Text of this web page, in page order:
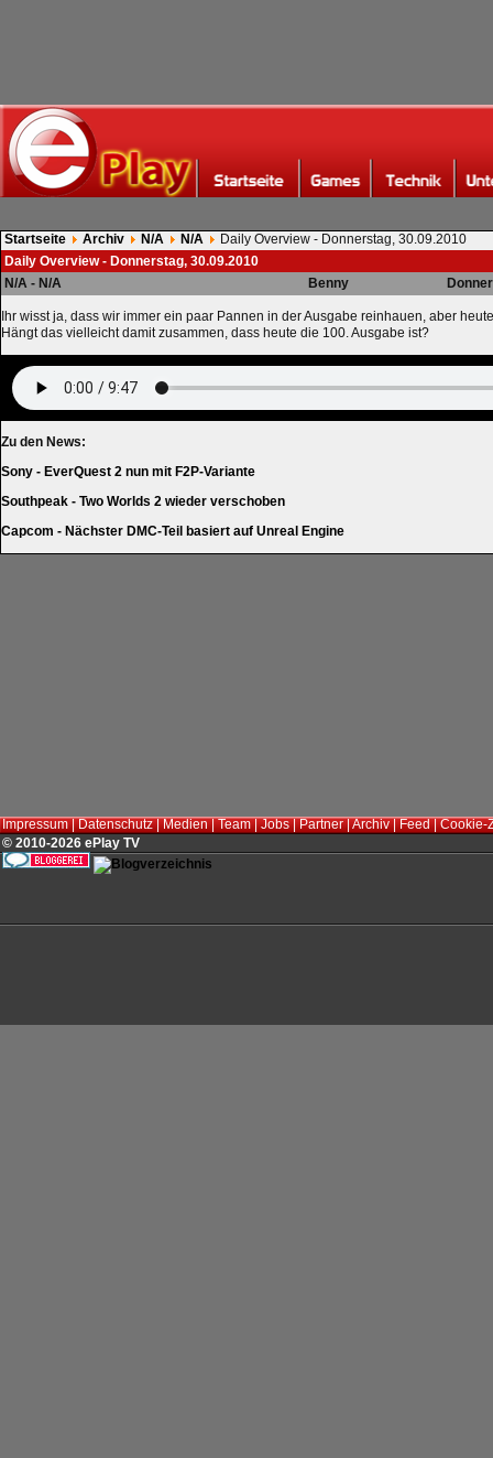
Startseite Archiv N/A N/A
Daily Overview - Donnerstag, 30.09.2010
Daily Overview - Donnerstag, 30.09.2010
N/A - N/A
Benny
Ihr wisst ja, dass wir immer ein paar Pannen in der Ausgabe reinhauen, aber
Hängt das vielleicht damit zusammen, dass heute die 100. Ausgabe ist?
Zu den News:
Sony - EverQuest 2 nun mit F2P-Variante
Southpeak - Two Worlds 2 wieder verschoben
Capcom - Nächster DMC-Teil basiert auf Unreal Engine
Impressum|Datenschutz|Medien|Team|Jobs|Partner|Archiv|Feed|Cookie-
© 2010-2026 ePlay TV